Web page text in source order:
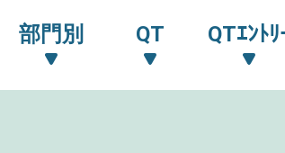
部門別 QT QTｴﾝﾄﾘ